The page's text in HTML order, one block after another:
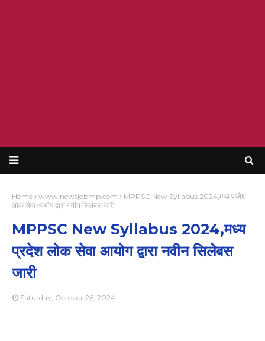
Home www.newsjobmp.com
MPPSC New Syllabus 2024,मध्य प्रदेश
लोक सेवा आयोग द्वारा नवीन सिलेबस जारी
MPPSC New Syllabus 2024,मध्य
प्रदेश लोक सेवा आयोग द्वारा नवीन सिलेबस
जारी
Saturday, October 26, 2024